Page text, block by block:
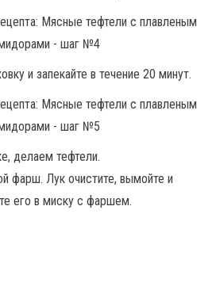
и запекайте в течение 20 минут.
делаем тефтели.
фарш. Лук очистите, вымойте и
его в миску с фаршем.